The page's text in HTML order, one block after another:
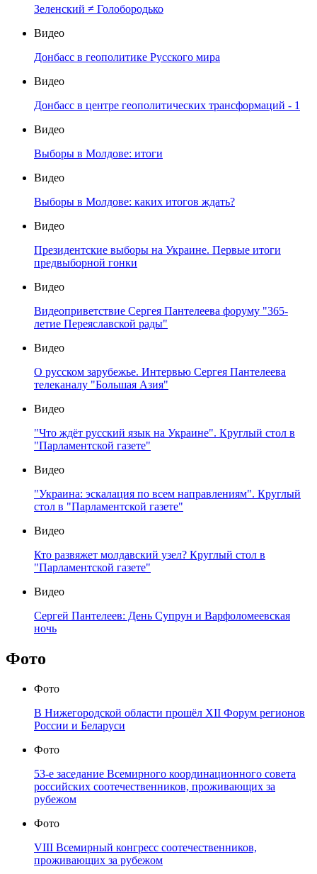
Зеленский ≠ Голобородько
Видео
Донбасс в геополитике Русского мира
Видео
Донбасс в центре геополитических трансформаций - 1
Видео
Выборы в Молдове: итоги
Видео
Выборы в Молдове: каких итогов ждать?
Видео
Президентские выборы на Украине. Первые итоги
предвыборной гонки
Видео
Видеоприветствие Сергея Пантелеева форуму "365-
летие Переяславской рады"
Видео
О русском зарубежье. Интервью Сергея Пантелеева
телеканалу "Большая Азия"
Видео
"Что ждёт русский язык на Украине". Круглый стол в
"Парламентской газете"
Видео
"Украина: эскалация по всем направлениям". Круглый
стол в "Парламентской газете"
Видео
Кто развяжет молдавский узел? Круглый стол в
"Парламентской газете"
Видео
Сергей Пантелеев: День Супрун и Варфоломеевская
ночь
Фото
Фото
В Нижегородской области прошёл XII Форум регионов
России и Беларуси
Фото
53-е заседание Всемирного координационного совета
российских соотечественников, проживающих за
рубежом
Фото
VIII Всемирный конгресс соотечественников,
проживающих за рубежом